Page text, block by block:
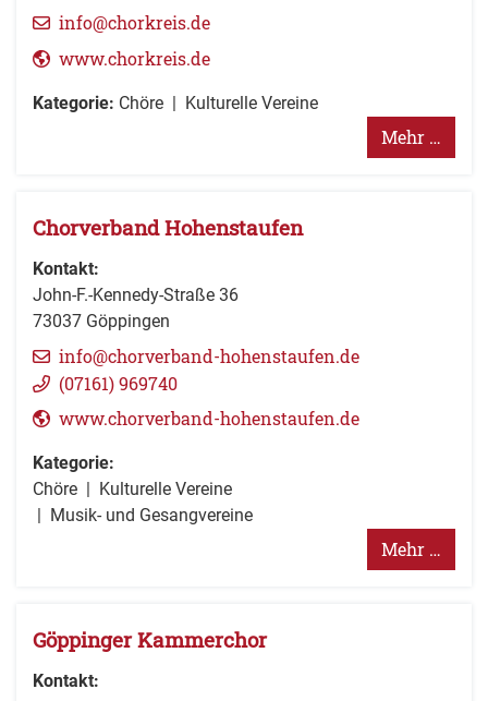
info@chorkreis.de
www.chorkreis.de
Kategorie: Chöre Kulturelle Vereine
Mehr …
Chorverband Hohenstaufen
Kontakt:
John-F.-Kennedy-Straße 36
73037 Göppingen
info@chorverband-hohenstaufen.de
(07161) 969740
www.chorverband-hohenstaufen.de
Kategorie:
Chöre
Kulturelle Vereine
Musik- und Gesangvereine
Mehr …
Göppinger Kammerchor
Kontakt: